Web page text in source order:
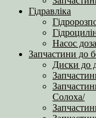
Гідравліка
Насос
Запчастини до
Диски до
Солоха/